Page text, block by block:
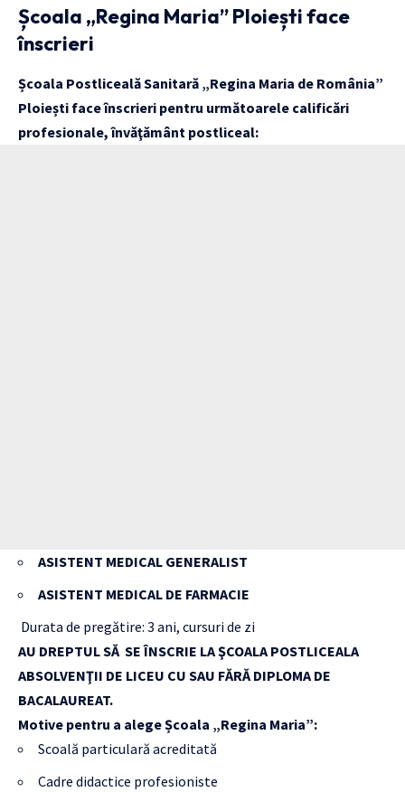
Școala „Regina Maria” Ploiești face
înscrieri
Școala Postliceală Sanitară „Regina Maria de România”
Ploiești face înscrieri pentru următoarele calificări
profesionale, învăţământ postliceal:
ASISTENT MEDICAL GENERALIST
ASISTENT MEDICAL DE FARMACIE
Durata de pregătire: 3 ani, cursuri de zi
AU DREPTUL SĂ SE ÎNSCRIE LA ŞCOALA POSTLICEALA
ABSOLVENŢII DE LICEU CU SAU FĂRĂ DIPLOMA DE
BACALAUREAT.
Motive pentru a alege Școala „Regina Maria”:
Scoală particulară acreditată
Cadre didactice profesioniste